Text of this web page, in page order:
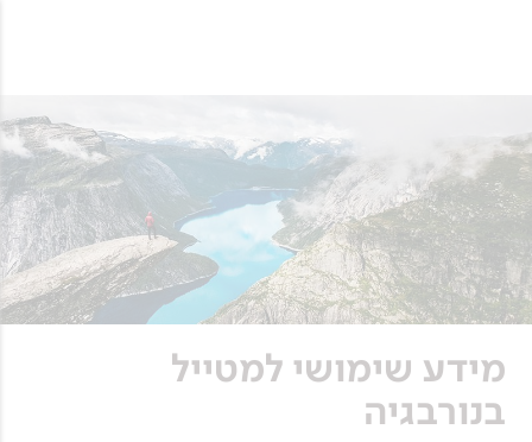
מידע שימושי למטייל
בנורבגיה